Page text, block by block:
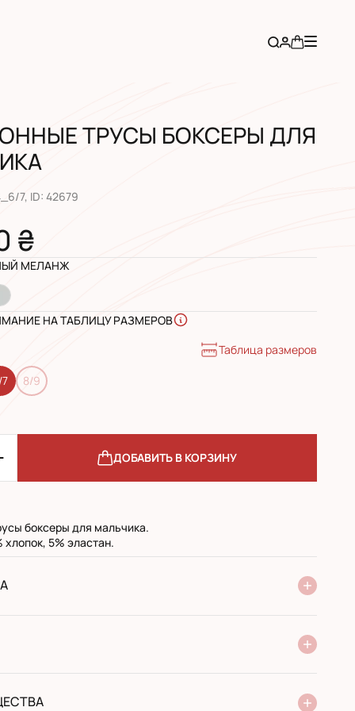
ТРУСЫ БОКСЕРЫ ДЛЯ
7, ID: 42679
₴
МЕЛАНЖ
НА ТАБЛИЦУ РАЗМЕРОВ
Таблица размеров
8/9
ДОБАВИТЬ В КОРЗИНУ
боксеры для мальчика.
5% эластан.
перевод